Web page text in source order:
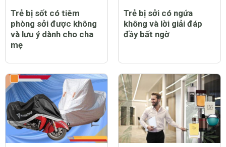
Trẻ bị sốt có tiêm
phòng sởi được không
và lưu ý dành cho cha
mẹ
Trẻ bị sởi có ngứa
không và lời giải đáp
đầy bất ngờ